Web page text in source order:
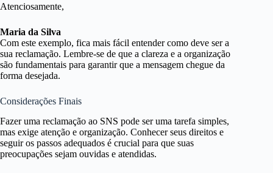
Atenciosamente,
Maria da Silva
Com este exemplo, fica mais fácil entender como deve ser a
sua reclamação. Lembre-se de que a clareza e a organização
são fundamentais para garantir que a mensagem chegue da
forma desejada.
Considerações Finais
Fazer uma reclamação ao SNS pode ser uma tarefa simples,
mas exige atenção e organização. Conhecer seus direitos e
seguir os passos adequados é crucial para que suas
preocupações sejam ouvidas e atendidas.